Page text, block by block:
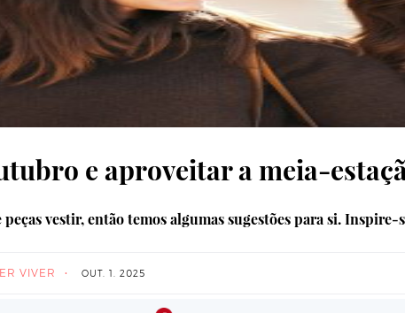
e aproveitar a meia-
vestir, então temos algumas sugestões para si.
VIVER OUT. 1. 2025